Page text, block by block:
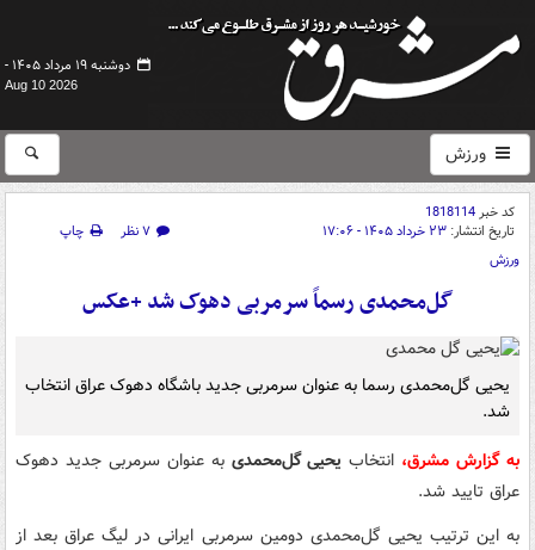
دوشنبه ۱۹ مرداد ۱۴۰۵ -
Aug 10 2026
ورزش
کد خبر1818114
تاریخ انتشار: ۲۳ خرداد ۱۴۰۵ - ۱۷:۰۶ ۷ نظر
چاپ
ورزش
گل‌محمدی رسماً سرمربی دهوک شد +عکس
یحیی گل‌محمدی رسما به عنوان سرمربی جدید باشگاه دهوک عراق انتخاب
شد.
به گزارش مشرق، انتخاب یحیی گل‌محمدی به عنوان سرمربی جدید دهوک
عراق تایید شد.
به این ترتیب یحیی گل‌محمدی دومین سرمربی ایرانی در لیگ عراق بعد از